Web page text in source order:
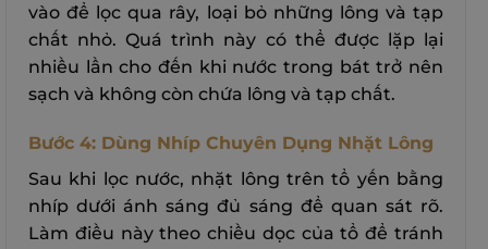
vào để lọc qua rây, loại bỏ những lông và tạp
chất nhỏ. Quá trình này có thể được lặp lại
nhiều lần cho đến khi nước trong bát trở nên
sạch và không còn chứa lông và tạp chất.
Bước 4: Dùng Nhíp Chuyên Dụng Nhặt Lông
Sau khi lọc nước, nhặt lông trên tổ yến bằng
nhíp dưới ánh sáng đủ sáng để quan sát rõ.
Làm điều này theo chiều dọc của tổ để tránh